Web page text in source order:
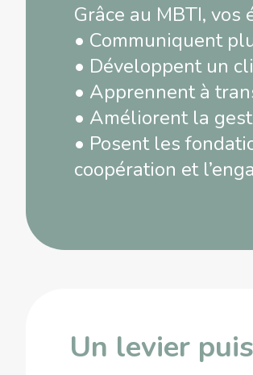
Grâce au MBTI, vos
• Communiquent
• Développent un
• Apprennent à
• Améliorent la
• Posent les
coopération et
Un levier